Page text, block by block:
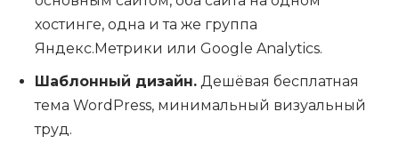
хостинге, одна и та же группа
Яндекс.Метрики или Google Analytics.
Шаблонный дизайн. Дешёвая бесплатная
тема WordPress, минимальный визуальный
труд.